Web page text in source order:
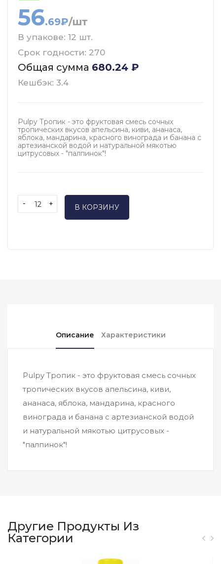
56.69₽/шт
В упакове: 12 шт.
Срок годности: 270
Общая сумма 680.24 ₽
Кешбэк: 3.4
Pulpy Тропик - это фруктовая смесь сочных
тропических вкусов апельсина, киви, ананаса,
яблока, мандарина, красного винограда и банана с
артезианской водой и натуральной мякотью
цитрусовых - "палпинок"!
- + В КОРЗИНУ
Описание Характеристики
Pulpy Тропик - это фруктовая смесь сочных
тропических вкусов апельсина, киви,
ананаса, яблока, мандарина, красного
винограда и банана с артезианской водой
и натуральной мякотью цитрусовых -
"палпинок"!
Другие Продукты Из
Категории